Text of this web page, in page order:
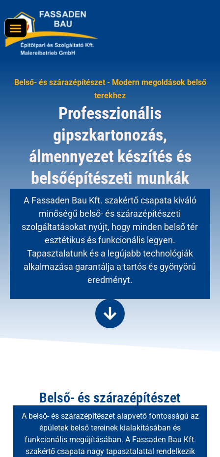
Belső- és szárazépítészet - Modern megoldások belső
terekhez
Professzionális
gipszkartonozás,
álmennyezet készítés és
belsőépítészeti munkák
A Fassaden Bau Kft. szakértő csapata kiváló
minőségű belső- és szárazépítészeti
szolgáltatásokat nyújt, hogy minden belső tér
esztétikus és funkcionális legyen.
Tapasztalatunk és a legújabb technológiák
alkalmazása garantálja a tartós és gyönyörű
eredményt.
Belső- és szárazépítészet
A belső- és szárazépítészet alapvető fontosságú az
épületek belső tereinek kialakításában és
funkcionális megújításában. A Fassaden Bau Kft.
szakértő csapata nagy tapasztalattal rendelkezik